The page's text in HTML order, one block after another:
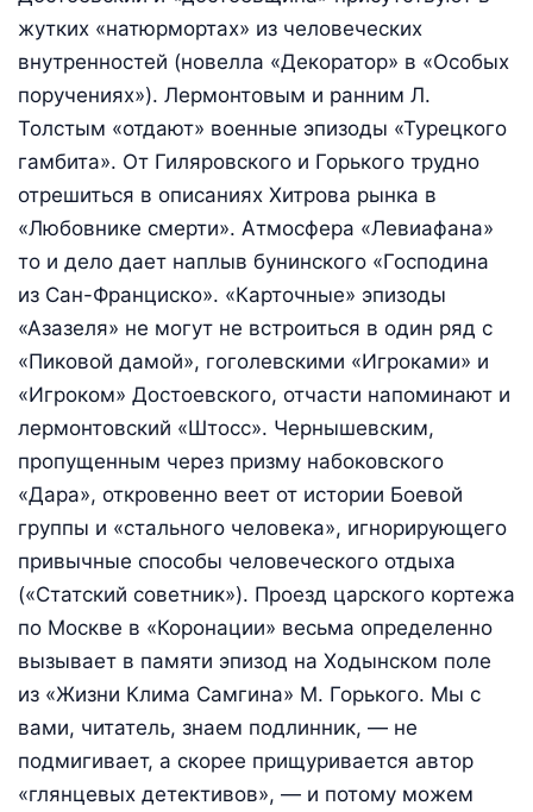
жутких «натюрмортах» из человеческих
внутренностей (новелла «Декоратор» в «Особых
поручениях»). Лермонтовым и ранним Л.
Толстым «отдают» военные эпизоды «Турецкого
гамбита». От Гиляровского и Горького трудно
отрешиться в описаниях Хитрова рынка в
«Любовнике смерти». Атмосфера «Левиафана»
то и дело дает наплыв бунинского «Господина
из Сан-Франциско». «Карточные» эпизоды
«Азазеля» не могут не встроиться в один ряд с
«Пиковой дамой», гоголевскими «Игроками» и
«Игроком» Достоевского, отчасти напоминают и
лермонтовский «Штосс». Чернышевским,
пропущенным через призму набоковского
«Дара», откровенно веет от истории Боевой
группы и «стального человека», игнорирующего
привычные способы человеческого отдыха
(«Статский советник»). Проезд царского кортежа
по Москве в «Коронации» весьма определенно
вызывает в памяти эпизод на Ходынском поле
из «Жизни Клима Самгина» М. Горького. Мы с
вами, читатель, знаем подлинник, — не
подмигивает, а скорее прищуривается автор
«глянцевых детективов», — и потому можем